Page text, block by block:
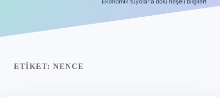
Yasal Uyarı
ETIKET: NENCE